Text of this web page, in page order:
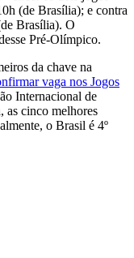
(de Brasília); e contra
Brasília). O
Pré-Olímpico.
da chave na
vaga nos Jogos
Internacional de
as cinco melhores
o Brasil é 4º